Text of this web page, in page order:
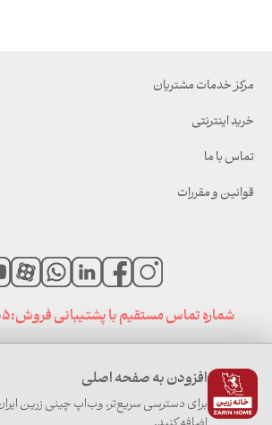
مرکز خدمات مشتریان
خرید اینترنتی
تماس با ما
قوانین و مقررات
شماره تماس مستقیم با پشتیبانی فروش:
صفحه نخست | اخبار خانه زرین
افزودن به صفحه اصلی
برای دسترسی سریع‌تر، وب‌اپ چینی زرین